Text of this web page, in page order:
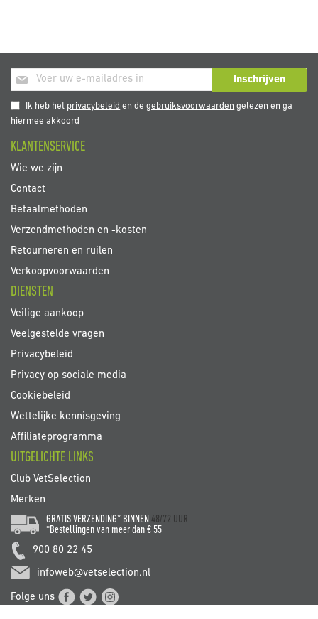
Abonneer
u
op
onze
Inschrijven
Ik heb het privacybeleid en degebruiksvoorwaarden gelezen en ga
hiermee akkoord
KLANTENSERVICE
Wie we zijn
Contact
Betaalmethoden
Verzendmethoden en -kosten
Retourneren en ruilen
Verkoopvoorwaarden
DIENSTEN
Veilige aankoop
Veelgestelde vragen
Privacybeleid
Privacy op sociale media
Cookiebeleid
Wettelijke kennisgeving
Affiliateprogramma
UITGELICHTE LINKS
Club VetSelection
Merken
GRATIS VERZENDING* BINNEN 48/72 UUR
*Bestellingen van meer dan € 55
900 80 22 45
infoweb@vetselection.nl
Folge uns